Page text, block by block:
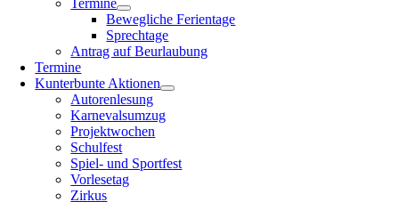
Termine
Bewegliche Ferientage
Sprechtage
Antrag auf Beurlaubung
Termine
Kunterbunte Aktionen
Autorenlesung
Karnevalsumzug
Projektwochen
Schulfest
Spiel- und Sportfest
Vorlesetag
Zirkus